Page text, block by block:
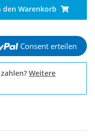
den Warenkorb
Consent erteilen
Weitere